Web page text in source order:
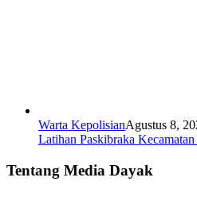
Warta KepolisianAgustus 8,
Latihan Paskibraka
Tentang Media Dayak